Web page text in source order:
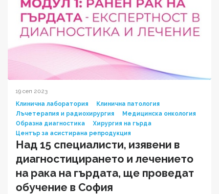
19 сеп 2023
Клинична лаборатория
Клинична патология
Лъчетерапия и радиохирургия
Медицинска онкология
Образна диагностика
Хирургия на гърда
Център за асистирана репродукция
Над 15 специалисти, изявени в
диагностицирането и лечението
на рака на гърдата, ще проведат
обучение в София